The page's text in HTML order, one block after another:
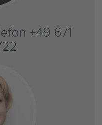
+49 671